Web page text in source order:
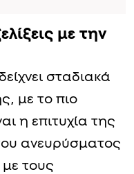
με την
σταδιακά
με το πιο
η επιτυχία της
ανευρύσματος
τους